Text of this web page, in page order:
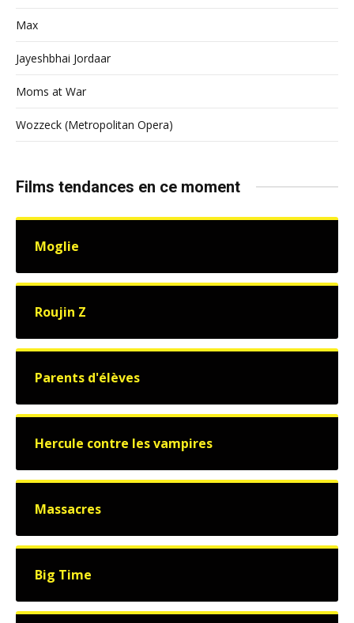
Max
Jayeshbhai Jordaar
Moms at War
Wozzeck (Metropolitan Opera)
Films tendances en ce moment
Moglie
Roujin Z
Parents d'élèves
Hercule contre les vampires
Massacres
Big Time